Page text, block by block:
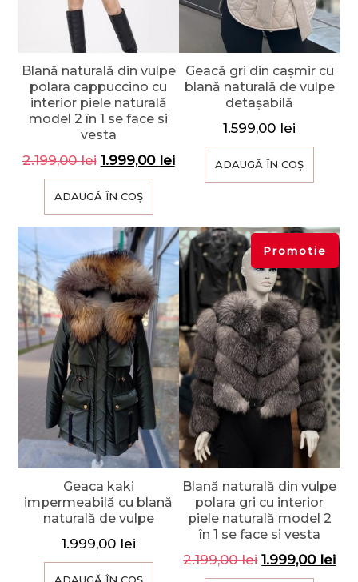
Blană naturală din vulpe
polara cappuccino cu
interior piele naturală
model 2 în 1 se face si
vesta
2.199,00lei 1.999,00 lei
ADAUGĂ ÎN COȘ
Geacă gri din cașmir cu
blană naturală de vulpe
detașabilă
1.599,00 lei
ADAUGĂ ÎN COȘ
Geaca kaki
impermeabilă cu blană
naturală de vulpe
1.999,00 lei
ADAUGĂ ÎN COȘ
Promotie
Blană naturală din vulpe
polara gri cu interior
piele naturală model 2
în 1 se face si vesta
2.199,00lei 1.999,00 lei